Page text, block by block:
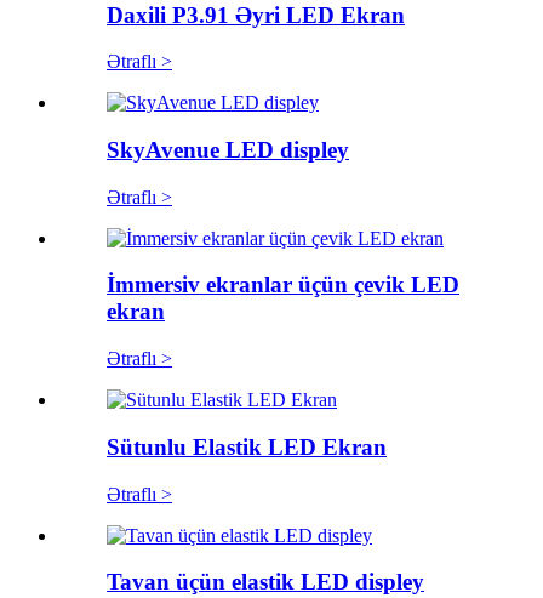
Daxili P3.91 Əyri LED Ekran
Ətraflı >
SkyAvenue LED displey
Ətraflı >
İmmersiv ekranlar üçün çevik LED
ekran
Ətraflı >
Sütunlu Elastik LED Ekran
Ətraflı >
Tavan üçün elastik LED displey